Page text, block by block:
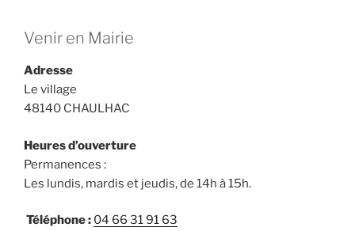
b
o
k
d
Venir en Mairie
Adresse
Le village
48140 CHAULHAC
Heures d’ouverture
Permanences :
Les lundis, mardis et jeudis, de 14h à 15h.
Téléphone : 04 66 31 91 63